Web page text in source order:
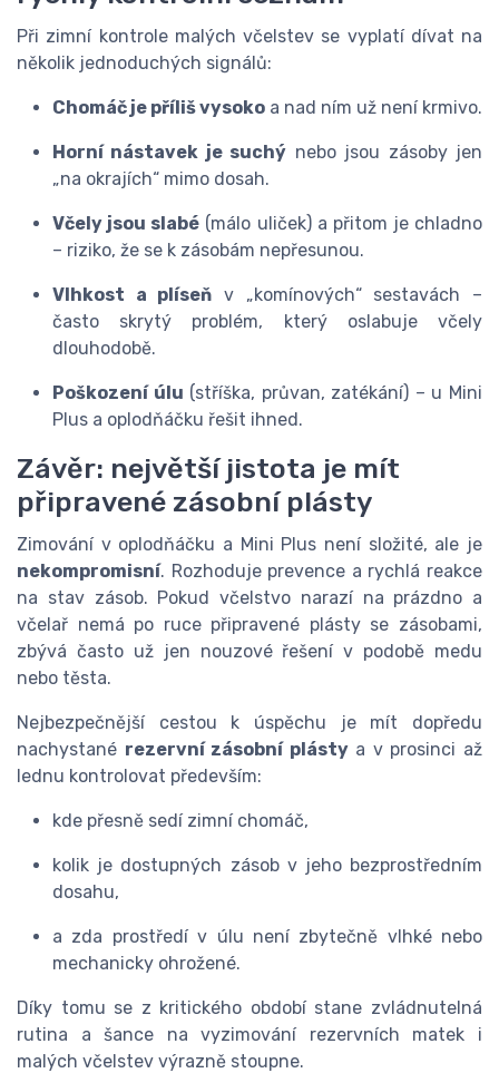
Při zimní kontrole malých včelstev se vyplatí dívat na
několik jednoduchých signálů:
Chomáč je příliš vysoko a nad ním už není krmivo.
Horní nástavek je suchý nebo jsou zásoby jen
„na okrajích“ mimo dosah.
Včely jsou slabé (málo uliček) a přitom je chladno
– riziko, že se k zásobám nepřesunou.
Vlhkost a plíseň v „komínových“ sestavách –
často skrytý problém, který oslabuje včely
dlouhodobě.
Poškození úlu (stříška, průvan, zatékání) – u Mini
Plus a oplodňáčku řešit ihned.
Závěr: největší jistota je mít
připravené zásobní plásty
Zimování v oplodňáčku a Mini Plus není složité, ale je
nekompromisní. Rozhoduje prevence a rychlá reakce
na stav zásob. Pokud včelstvo narazí na prázdno a
včelař nemá po ruce připravené plásty se zásobami,
zbývá často už jen nouzové řešení v podobě medu
nebo těsta.
Nejbezpečnější cestou k úspěchu je mít dopředu
nachystané rezervní zásobní plástya v prosinci až
lednu kontrolovat především:
kde přesně sedí zimní chomáč,
kolik je dostupných zásob v jeho bezprostředním
dosahu,
a zda prostředí v úlu není zbytečně vlhké nebo
mechanicky ohrožené.
Díky tomu se z kritického období stane zvládnutelná
rutina a šance na vyzimování rezervních matek i
malých včelstev výrazně stoupne.